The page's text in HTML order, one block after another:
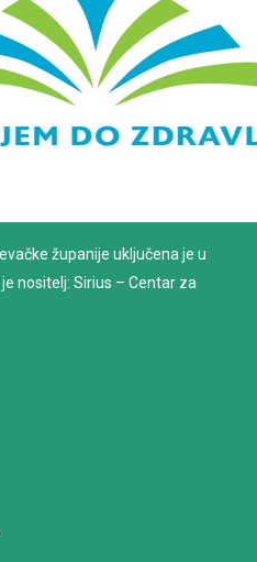
županije uključena je u
nositelj: Sirius – Centar za